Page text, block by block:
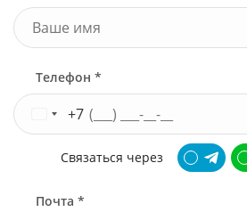
Телефон *
+7
Связаться через
Почта *